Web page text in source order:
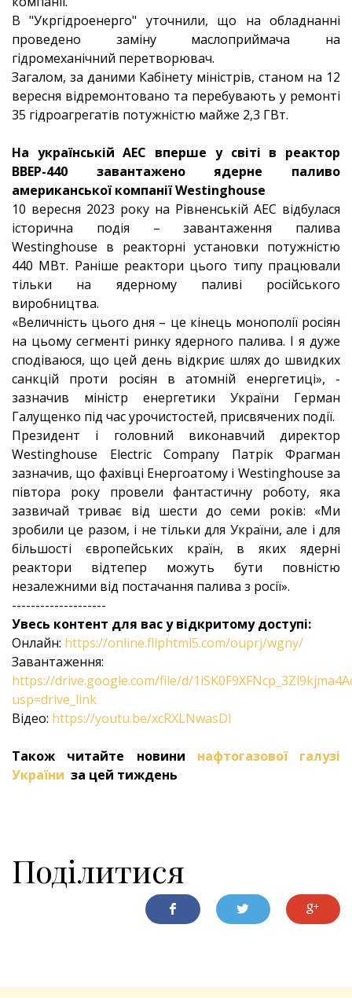
В "Укргідроенерго" уточнили, що на обладнанні
проведено заміну маслоприймача на
гідромеханічний перетворювач.
Загалом, за даними Кабінету міністрів, станом на 12
вересня відремонтовано та перебувають у ремонті
35 гідроагрегатів потужністю майже 2,3 ГВт.
На українській АЕС вперше у світі в реактор
ВВЕР-440 завантажено ядерне паливо
американської компанії Westinghouse
10 вересня 2023 року на Рівненській АЕС відбулася
історична подія – завантаження палива
Westinghouse в реакторні установки потужністю
440 МВт. Раніше реактори цього типу працювали
тільки на ядерному паливі російського
виробництва.
«Величність цього дня – це кінець монополії росіян
на цьому сегменті ринку ядерного палива. І я дуже
сподіваюся, що цей день відкриє шлях до швидких
санкцій проти росіян в атомній енергетиці», -
зазначив міністр енергетики України Герман
Галущенко під час урочистостей, присвячених події.
Президент і головний виконавчий директор
Westinghouse Electric Company Патрік Фрагман
зазначив, що фахівці Енергоатому і Westinghouse за
півтора року провели фантастичну роботу, яка
зазвичай триває від шести до семи років: «Ми
зробили це разом, і не тільки для України, але і для
більшості європейських країн, в яких ядерні
реактори відтепер можуть бути повністю
незалежними від постачання палива з росії».
--------------------
Увесь контент для вас у відкритому доступі:
Онлайн: https://online.fliphtml5.com/ouprj/wgny/
Завантаження:
https://drive.google.com/file/d/
usp=drive_link
Відео: https://youtu.be/xcRXLNwasDI
Також читайте новини нафтогазової галузі
України за цей тиждень
Поділитися